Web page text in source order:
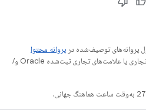
پروانه‌های توصیف‌شده در پروانه محتوا
هستند. جاوا و OpenJDK علامت‌های تجاری یا علامت‌های تجاری ثبت‌شده Oracle و/